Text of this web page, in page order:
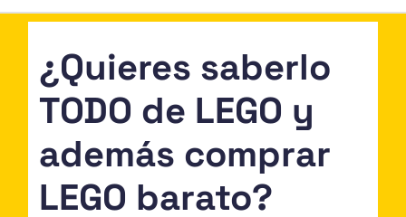
¿Quieres saberlo
TODO de LEGO y
además comprar
LEGO barato?